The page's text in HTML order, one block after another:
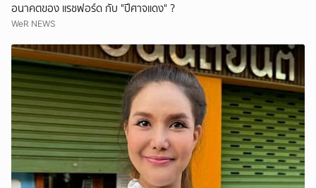
อนาคตของ แรชฟอร์ด กับ "ปีศาจแดง" ?
WeR NEWS